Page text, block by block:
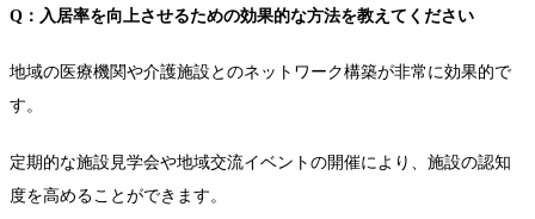
Q：入居率を向上させるための効果的な方法を教えてください
地域の医療機関や介護施設とのネットワーク構築が非常に効果的で
す。
定期的な施設見学会や地域交流イベントの開催により、施設の認知
度を高めることができます。